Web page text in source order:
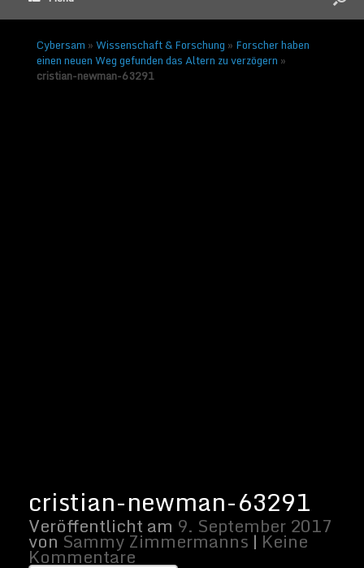
Cybersam »Wissenschaft & Forschung » Forscher haben
einen neuen Weg gefunden das Altern zu verzögern »
cristian-newman-63291